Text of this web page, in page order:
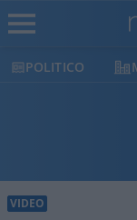
POLITICO
VIDEO